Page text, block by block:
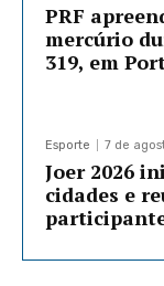
PRF
mercúrio
319, em
Esporte 7 de
Joer 2026
cidades e